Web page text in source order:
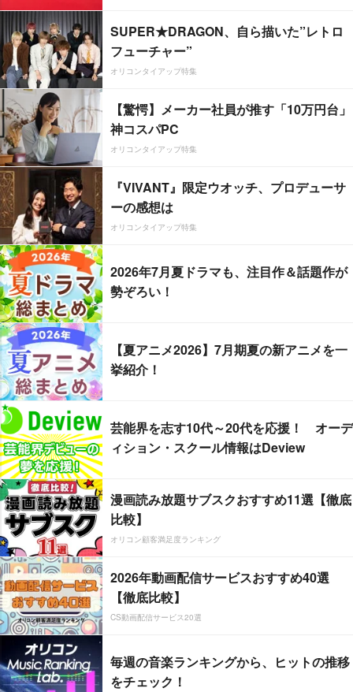
SUPER★DRAGON、自ら描いた”レトロ
フューチャー”
オリコンタイアップ特集
【驚愕】メーカー社員が推す「10万円台」
神コスパPC
オリコンタイアップ特集
『VIVANT』限定ウオッチ、プロデューサ
ーの感想は
オリコンタイアップ特集
2026年7月夏ドラマも、注目作＆話題作が
勢ぞろい！
【夏アニメ2026】7月期夏の新アニメを一
挙紹介！
芸能界を志す10代～20代を応援！ オーデ
ィション・スクール情報はDeview
漫画読み放題サブスクおすすめ11選【徹底
比較】
オリコン顧客満足度ランキング
2026年動画配信サービスおすすめ40選
【徹底比較】
CS動画配信サービス20選
毎週の音楽ランキングから、ヒットの推移
をチェック！